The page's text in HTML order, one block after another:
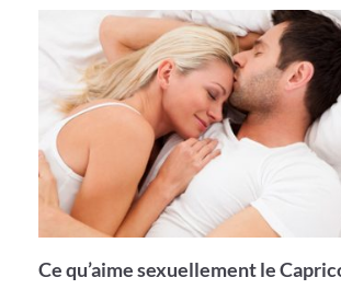
Ce qu’aime sexuellement le